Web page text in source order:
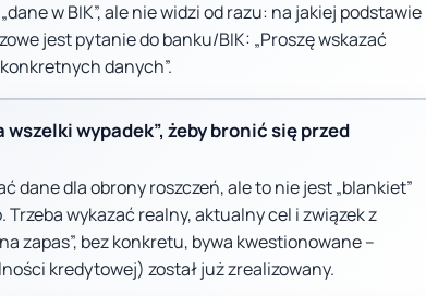
w BIK”, ale nie widzi od razu: na jakiej podstawie
jest pytanie do banku/BIK: „Proszę wskazać
danych”.
wypadek”, żeby bronić się przed
dane dla obrony roszczeń, ale to nie jest „blankiet”
wykazać realny, aktualny cel i związek z
zapas”, bez konkretu, bywa kwestionowane –
kredytowej) został już zrealizowany.